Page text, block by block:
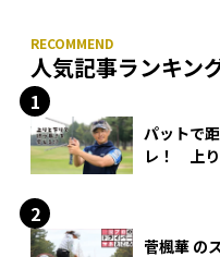
人気記事ランキン
パットで
レ！ 上り
菅楓華 の